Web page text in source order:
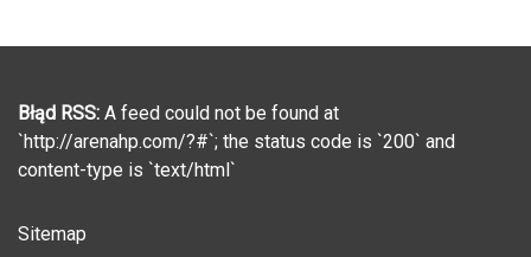
Błąd RSS: A feed could not be found at
`http://arenahp.com/?#`; the status code is `200` and
content-type is `text/html`
Sitemap